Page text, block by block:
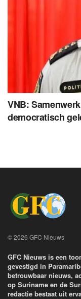
VNB:
democratisch
© 2026 GFC Nieuws
GFC Nieuws is een
gevestigd in
betrouwbaar nieuws,
op Suriname en de
redactie bestaat uit